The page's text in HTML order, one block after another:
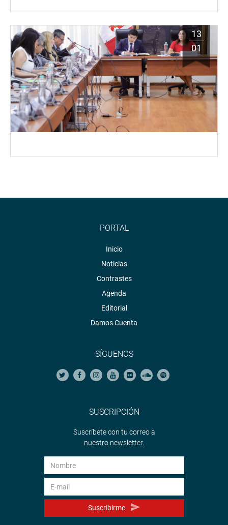
13
01
PORTAL
Inicio
Noticias
Contrastes
Agenda
Editorial
Damos Cuenta
SÍGUENOS
SUSCRIPCIÓN
Suscríbete con tu correo a
nuestro newsletter.
Suscribirme